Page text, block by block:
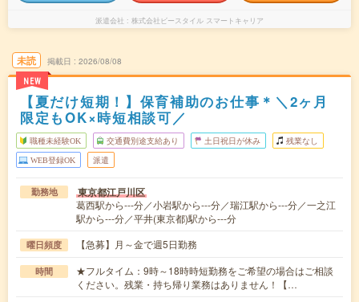
派遣会社 株式会社ビースタイル スマートキャリア
未読
NEW
掲載日 2026/08/08
【夏だけ短期！】保育補助のお仕事＊＼2ヶ月
限定もOK×時短相談可／
職種未経験OK 交通費別途支給あり 土日祝日が休み 残業なし
WEB登録OK 派遣
勤務地 東京都江戸川区
葛西駅から---分／小岩駅から---分／瑞江駅から---分／一之江
駅から---分／平井(東京都)駅から---分
曜日頻度 【急募】月～金で週5日勤務
時間
★フルタイム：9時～18時時短勤務をご希望の場合はご相談
ください。残業・持ち帰り業務はありません！【…